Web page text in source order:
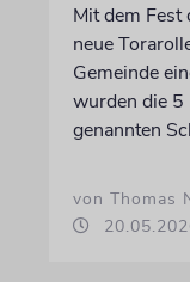
Mit dem Fest
neue
Gemeinde
wurden die 5
genannten
von Thomas